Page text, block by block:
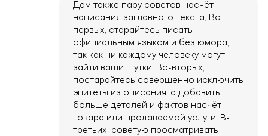
Дам также пару советов насчёт
написания заглавного текста. Во-
первых, старайтесь писать
официальным языком и без юмора,
так как ни каждому человеку могут
зайти ваши шутки. Во-вторых,
постарайтесь совершенно исключить
эпитеты из описания, а добавить
больше деталей и фактов насчёт
товара или продаваемой услуги. В-
третьих, советую просматривать